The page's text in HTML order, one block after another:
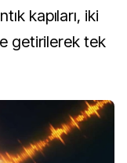
kapıları, iki
getirilerek tek